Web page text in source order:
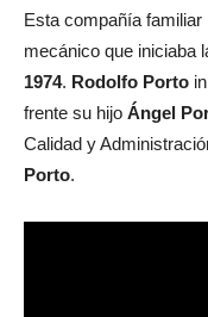
Esta compañía
mecánico que iniciaba
1974. Rodolfo Porto
frente su hijo Ángel
Calidad y
Porto.